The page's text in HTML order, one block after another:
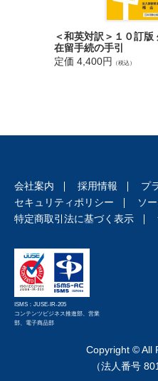
第6 誹謗中傷問題への対応
第５章 その他の法律問題
第1 芸能事務所との関係
第2 サービスの健全性確保
第2 利用規約をめぐる裁判
索引
＜和英対訳＞１０訂版
在留手続の手引
定価 4,400円
（税込）
会社案内 採用情報
プ
セキュリティポリシー
ソ
特定商取引法に基づく表示
ISMS：JUSE-IR-205
コンテンツビジネス推進部、営業
部、電子商品部
Copyright © All
（法人番号